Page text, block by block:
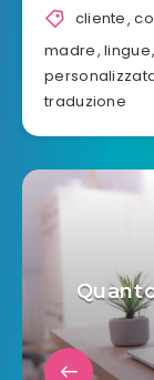
cliente,
madre,lingue,
traduzione